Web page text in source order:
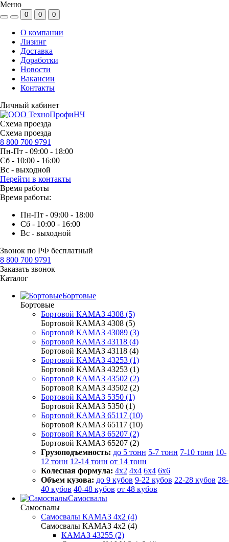
Меню
0 0 0
О компании
Лизинг
Доставка
Доработки
Новости
Вакансии
Контакты
Личный кабинет
Схема проезда
Схема проезда
8 800 700 9791
Пн-Пт - 09:00 - 18:00
Сб - 10:00 - 16:00
Вс - выходной
Перейти в контакты
Время работы
Время работы:
Пн-Пт - 09:00 - 18:00
Сб - 10:00 - 16:00
Вс - выходной
Звонок по РФ бесплатный
8 800 700 9791
Заказать звонок
Каталог
Бортовые
Бортовые
Бортовой КАМАЗ 4308 (5)
Бортовой КАМАЗ 4308 (5)
Бортовой КАМАЗ 43089 (3)
Бортовой КАМАЗ 43118 (4)
Бортовой КАМАЗ 43118 (4)
Бортовой КАМАЗ 43253 (1)
Бортовой КАМАЗ 43253 (1)
Бортовой КАМАЗ 43502 (2)
Бортовой КАМАЗ 43502 (2)
Бортовой КАМАЗ 5350 (1)
Бортовой КАМАЗ 5350 (1)
Бортовой КАМАЗ 65117 (10)
Бортовой КАМАЗ 65117 (10)
Бортовой КАМАЗ 65207 (2)
Бортовой КАМАЗ 65207 (2)
Грузоподъемность: до 5 тонн 5-7 тонн 7-10 тонн 10-
12 тонн 12-14 тонн от 14 тонн
Колесная формула: 4x2 4x4 6x4 6x6
Объем кузова: до 9 кубов 9-22 кубов 22-28 кубов 28-
40 кубов 40-48 кубов от 48 кубов
Самосвалы
Самосвалы
Самосвалы КАМАЗ 4х2 (4)
Самосвалы КАМАЗ 4х2 (4)
КАМАЗ 43255 (2)